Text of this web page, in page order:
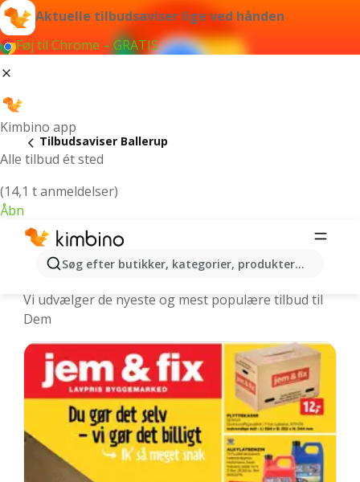
Aktuelle tilbudsaviser lige ved hånden
Føj til Chrome – GRATIS
Kimbino app
Alle tilbud ét sted
(14,1 t anmeldelser)
Åbn
Søg efter butikker, kategorier, produkter...
Tilbudsaviser Ballerup
Ballerup | Nyeste tilbudsaviser og
Vi udvælger de nyeste og mest populære tilbud til
Dem